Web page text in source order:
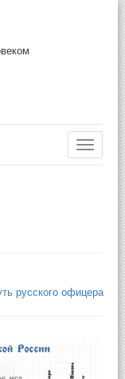
русского офицера